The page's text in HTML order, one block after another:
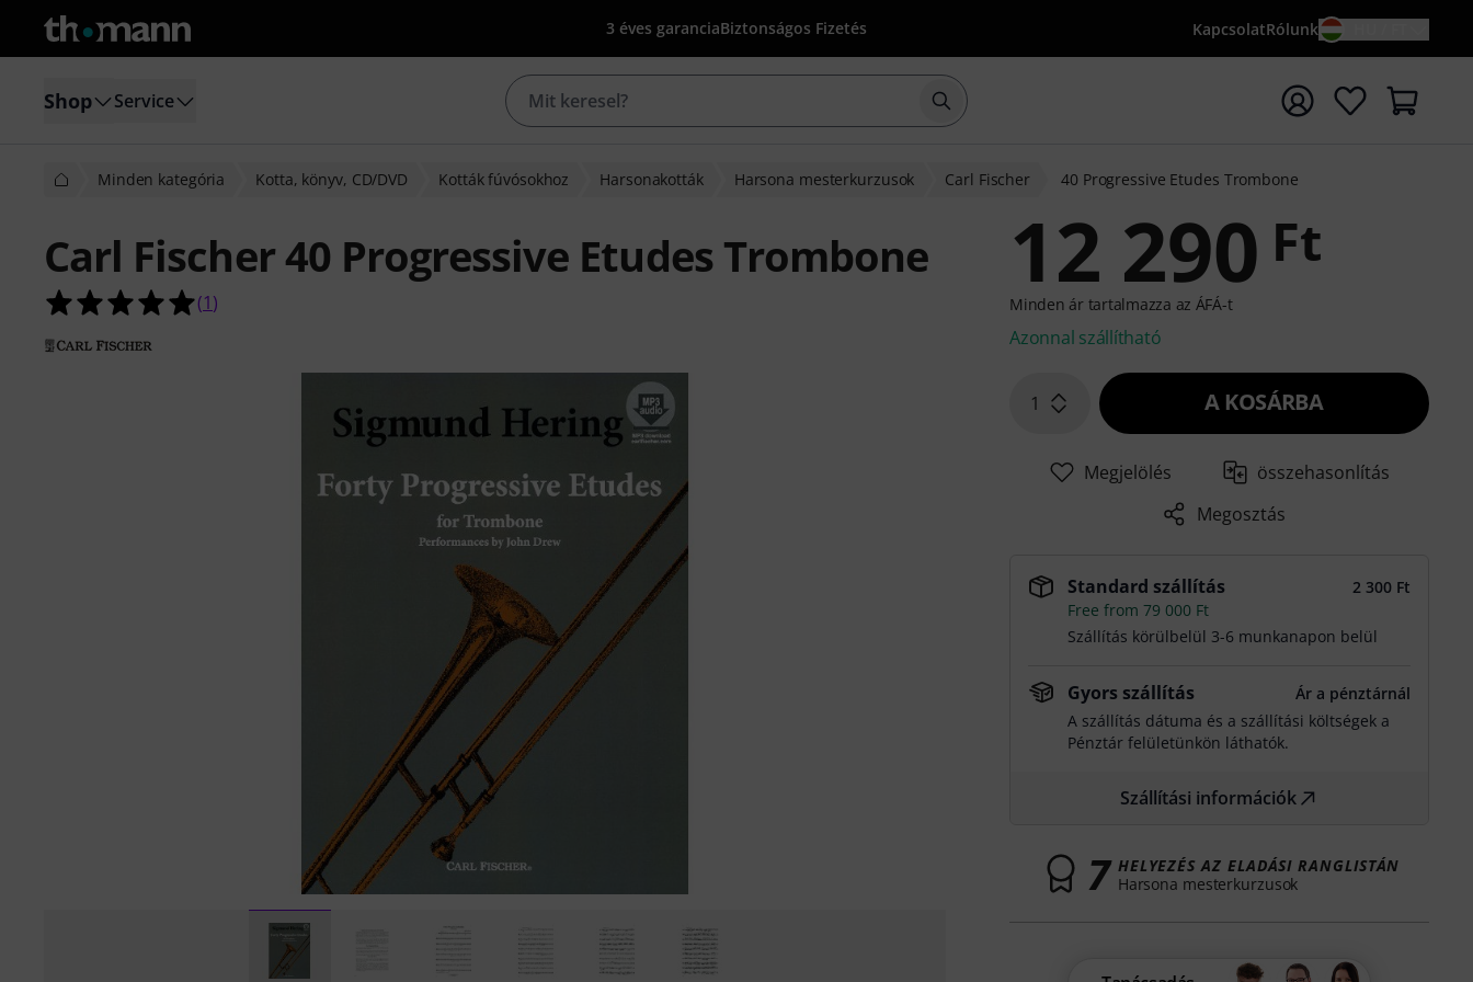
3 éves garanciaBiztonságos Fizetés KapcsolatRólunk
Shop Service Keresés indítása {searchTerm} keresőszóval
Minden kategória Kotta, könyv, CD/DVD Kották fúvósokhoz Harsonakották Harsona mesterkurzusok Carl Fischer 40 Progressive Etudes Trombone
Carl Fischer 40 Progressive Etudes Trombone
5.0/5 csillag, összesen 1 értékelés alapján
(1) 12 290 Ft
Minden ár tartalmazza az ÁFÁ-t
Azonnal szállítható
1 A KOSÁRBA
Megjelölés
összehasonlítás
Megosztás
Standard szállítás
2 300 Ft
Free from 79 000 Ft
Szállítás körülbelül 3-6 munkanapon belül
Gyors szállítás
Ár a pénztárnál
A szállítás dátuma és a szállítási költségek a
Pénztár felületünkön láthatók.
Szállítási információk
7 HELYEZÉS AZ ELADÁSI RANGLISTÁN
Harsona mesterkurzusok